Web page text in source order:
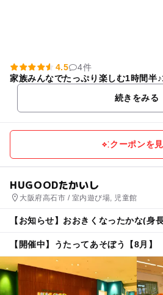
4.5
4件
家族みんなでたっぷり楽しむ1時間半
続きをみる
クーポンを
HUGOODたかいし
大阪府高石市 / 室内遊び場, 児童館
【お知らせ】おおきくなったかな(身
【開催中】うたってあそぼう【8月】